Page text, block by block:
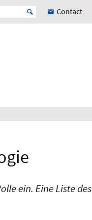
Contact
ein. Eine Liste des